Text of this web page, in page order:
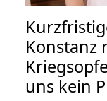
Konstanz
uns kein